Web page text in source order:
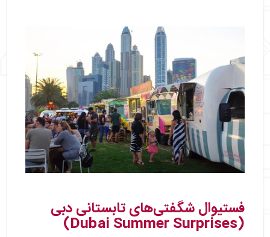
فستیوال شگفتی‌های تابستانی دبی
(Dubai Summer Surprises)